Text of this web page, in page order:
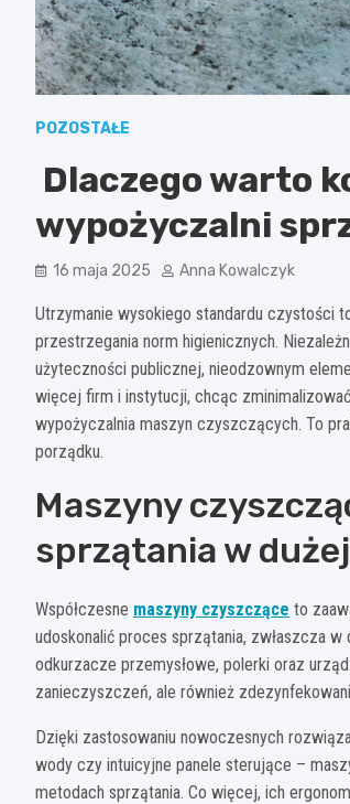
POZOSTAŁE
Dlaczego warto
wypożyczalni
16 maja 2025 Anna Kowalczyk
Utrzymanie wysokiego standardu czystości
przestrzegania norm higienicznych.
użyteczności publicznej, nieodzownym
więcej firm i instytucji, chcąc
wypożyczalnia maszyn czyszczących. To
porządku.
Maszyny
sprzątania w
Współczesne maszyny czyszczące to
udoskonalić proces sprzątania, zwłaszcza
odkurzacze przemysłowe, polerki oraz
zanieczyszczeń, ale również
Dzięki zastosowaniu nowoczesnych
wody czy intuicyjne panele sterujące –
metodach sprzątania. Co więcej, ich